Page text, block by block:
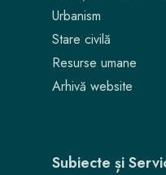
Urbanism
Stare civilă
Resurse umane
Arhivă website
Subiecte și